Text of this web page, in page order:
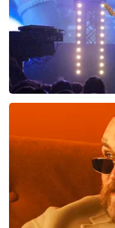
laatste 30 minuten
BESTEL NU